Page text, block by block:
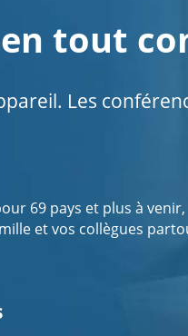
tout
Les
69 pays et plus à venir,
et vos collègues